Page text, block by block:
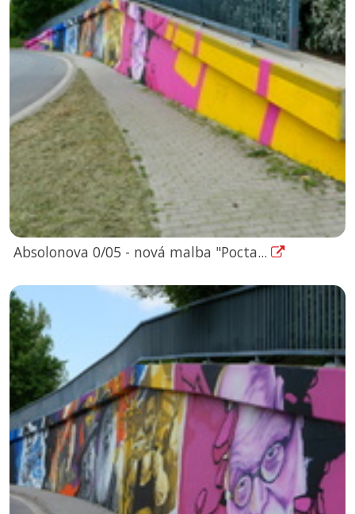
Absolonova 0/05 - nová malba "Pocta...